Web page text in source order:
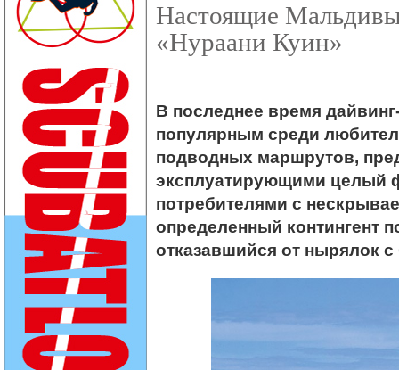
Настоящие
«Нураани Куин»
В последнее время
популярным среди
подводных маршрутов,
эксплуатирующими целый
потребителями с
определенный контингент
отказавшийся от нырялок с